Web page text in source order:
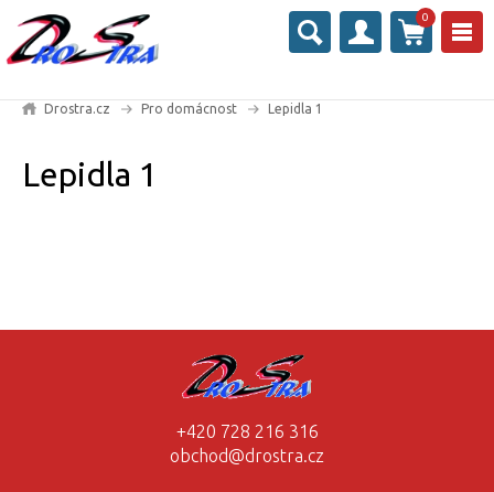
0
Drostra.cz Pro domácnost Lepidla 1
Lepidla 1
+420 728 216 316
obchod@drostra.cz